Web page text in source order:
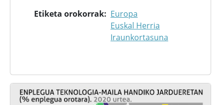
Etiketa orokorrak
Europa
Euskal Herria
Iraunkortasuna